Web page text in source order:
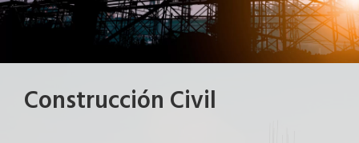
Construcción Civil